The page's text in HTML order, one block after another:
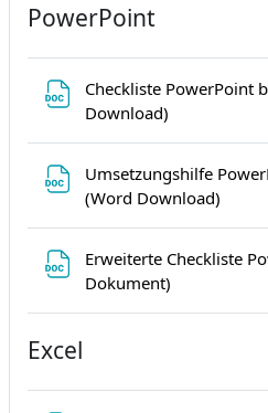
PowerPoint
Checkliste PowerPoint
Download)
Umsetzungshilfe
(Word Download)
Erweiterte Checkliste
Dokument)
Excel